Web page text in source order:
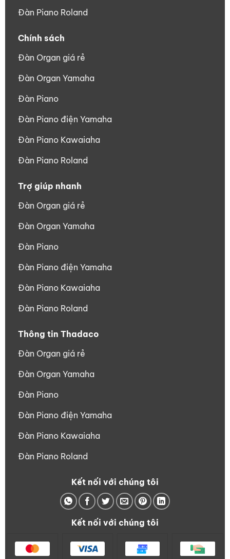
Đàn Piano Roland
Chính sách
Đàn Organ giá rẻ
Đàn Organ Yamaha
Đàn Piano
Đàn Piano điện Yamaha
Đàn Piano Kawaiaha
Đàn Piano Roland
Trợ giúp nhanh
Đàn Organ giá rẻ
Đàn Organ Yamaha
Đàn Piano
Đàn Piano điện Yamaha
Đàn Piano Kawaiaha
Đàn Piano Roland
Thông tin Thadaco
Đàn Organ giá rẻ
Đàn Organ Yamaha
Đàn Piano
Đàn Piano điện Yamaha
Đàn Piano Kawaiaha
Đàn Piano Roland
Kết nối với chúng tôi
Kết nối với chúng tôi